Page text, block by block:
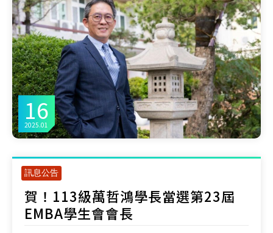
16
2025.01
訊息公告
賀！113級萬哲鴻學長當選第23屆
EMBA學生會會長